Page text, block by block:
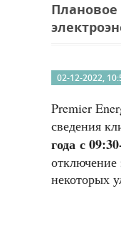
02-12-2022,
Premier
сведения
года с
отключение
некоторых